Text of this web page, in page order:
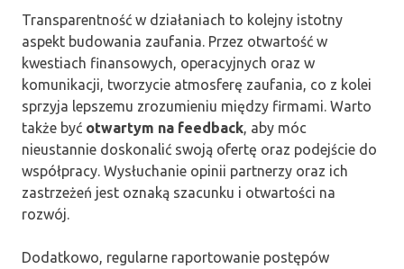
Transparentność w działaniach to kolejny istotny
aspekt budowania zaufania. Przez otwartość w
kwestiach finansowych, operacyjnych oraz w
komunikacji, tworzycie atmosferę zaufania, co z kolei
sprzyja lepszemu zrozumieniu między firmami. Warto
także być otwartym na feedback , aby móc
nieustannie doskonalić swoją ofertę oraz podejście do
współpracy. Wysłuchanie opinii partnerzy oraz ich
zastrzeżeń jest oznaką szacunku i otwartości na
rozwój.
Dodatkowo, regularne raportowanie postępów